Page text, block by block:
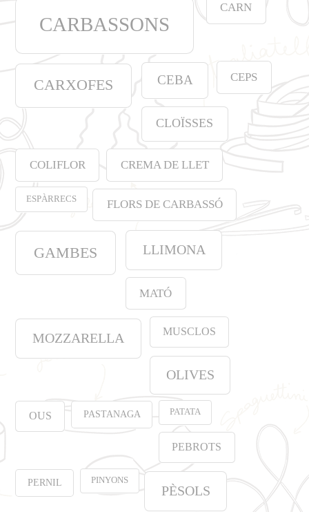
CARBASSONS
CARN
CARXOFES CEBA CEPS
CLOÏSSES
COLIFLOR CREMA DE LLET
ESPÀRRECS FLORS DE CARBASSÓ
GAMBES LLIMONA
MATÓ
MOZZARELLA MUSCLOS
OLIVES
OUS PASTANAGA PATATA
PEBROTS
PERNIL PINYONS
PÈSOLS